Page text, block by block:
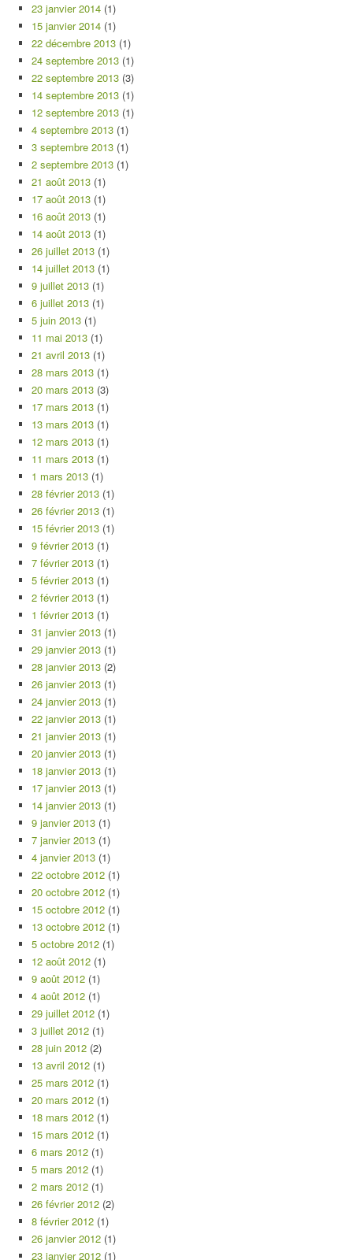
23 janvier 2014 (1)
15 janvier 2014 (1)
22 décembre 2013 (1)
24 septembre 2013 (1)
22 septembre 2013 (3)
14 septembre 2013 (1)
12 septembre 2013 (1)
4 septembre 2013 (1)
3 septembre 2013 (1)
2 septembre 2013 (1)
21 août 2013 (1)
17 août 2013 (1)
16 août 2013 (1)
14 août 2013 (1)
26 juillet 2013 (1)
14 juillet 2013 (1)
9 juillet 2013 (1)
6 juillet 2013 (1)
5 juin 2013 (1)
11 mai 2013 (1)
21 avril 2013 (1)
28 mars 2013 (1)
20 mars 2013 (3)
17 mars 2013 (1)
13 mars 2013 (1)
12 mars 2013 (1)
11 mars 2013 (1)
1 mars 2013 (1)
28 février 2013 (1)
26 février 2013 (1)
15 février 2013 (1)
9 février 2013 (1)
7 février 2013 (1)
5 février 2013 (1)
2 février 2013 (1)
1 février 2013 (1)
31 janvier 2013 (1)
29 janvier 2013 (1)
28 janvier 2013 (2)
26 janvier 2013 (1)
24 janvier 2013 (1)
22 janvier 2013 (1)
21 janvier 2013 (1)
20 janvier 2013 (1)
18 janvier 2013 (1)
17 janvier 2013 (1)
14 janvier 2013 (1)
9 janvier 2013 (1)
7 janvier 2013 (1)
4 janvier 2013 (1)
22 octobre 2012 (1)
20 octobre 2012 (1)
15 octobre 2012 (1)
13 octobre 2012 (1)
5 octobre 2012 (1)
12 août 2012 (1)
9 août 2012 (1)
4 août 2012 (1)
29 juillet 2012 (1)
3 juillet 2012 (1)
28 juin 2012 (2)
13 avril 2012 (1)
25 mars 2012 (1)
20 mars 2012 (1)
18 mars 2012 (1)
15 mars 2012 (1)
6 mars 2012 (1)
5 mars 2012 (1)
2 mars 2012 (1)
26 février 2012 (2)
8 février 2012 (1)
26 janvier 2012 (1)
23 janvier 2012 (1)